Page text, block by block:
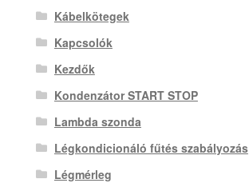
Kábelkötegek
Kapcsolók
Kezdők
Kondenzátor START STOP
Lambda szonda
Légkondicionáló fűtés szabályozás
Légmérleg